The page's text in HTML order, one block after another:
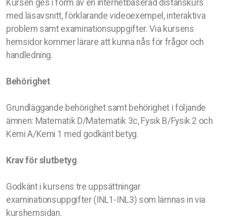
Kursen ges i form av en internetbaserad distanskurs
med läsavsnitt, förklarande videoexempel, interaktiva
problem samt examinationsuppgifter. Via kursens
hemsidor kommer lärare att kunna nås för frågor och
handledning.
Behörighet
Grundläggande behörighet samt behörighet i följande
ämnen: Matematik D/Matematik 3c, Fysik B/Fysik 2 och
Kemi A/Kemi 1 med godkänt betyg.
Krav för slutbetyg
Godkänt i kursens tre uppsättningar
examinationsuppgifter (INL1-INL3) som lämnas in via
kurshemsidan.